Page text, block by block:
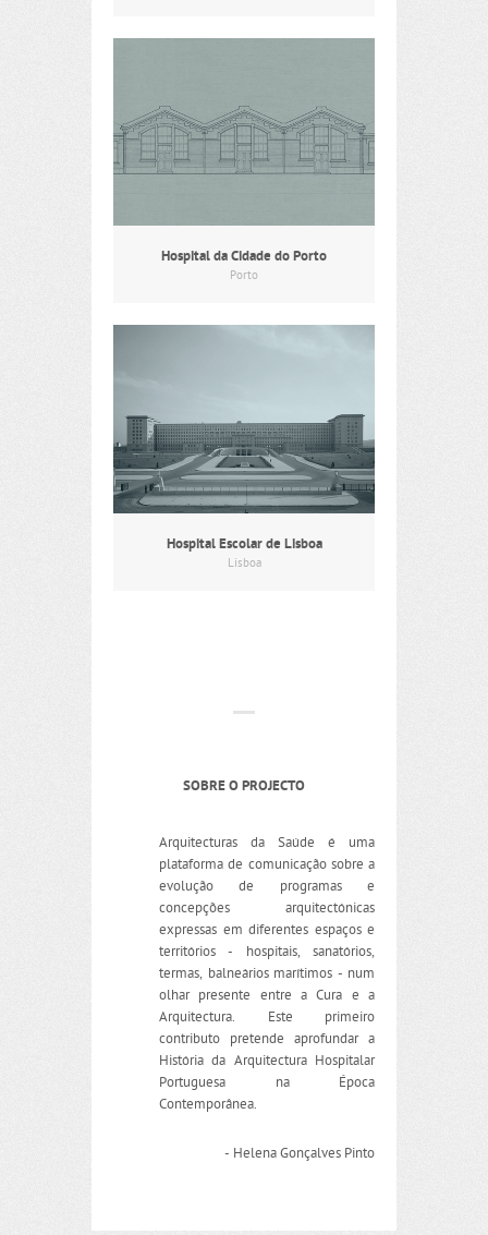
Hospital da Cidade do Porto
Porto
Hospital Escolar de Lisboa
Lisboa
SOBRE O PROJECTO
Arquitecturas da Saúde é uma
plataforma de comunicação sobre a
evolução de programas e
concepções arquitectónicas
expressas em diferentes espaços e
territórios - hospitais, sanatórios,
termas, balneários marítimos - num
olhar presente entre a Cura e a
Arquitectura. Este primeiro
contributo pretende aprofundar a
História da Arquitectura Hospitalar
Portuguesa na Época
Contemporânea.
- Helena Gonçalves Pinto